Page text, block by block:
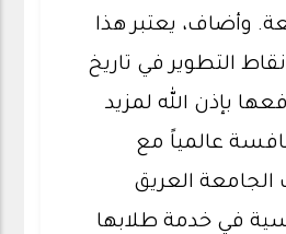
وأضاف، يعتبر هذا
التطوير في تاريخ
بإذن الله لمزيد
عالمياً مع
الجامعة العريق
في خدمة طلابها